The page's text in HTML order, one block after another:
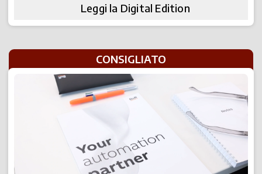
Leggi la Digital Edition
CONSIGLIATO